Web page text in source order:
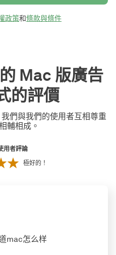
政策和條款與條件
Mac 版廣告
的評價
們與我們的使用者互相尊重
輔相成。
用者評論
極好的！
mac怎么样